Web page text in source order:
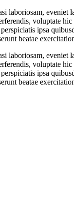
laboriosam, eveniet
voluptate
ipsa
beatae
laboriosam, eveniet
voluptate
ipsa
beatae